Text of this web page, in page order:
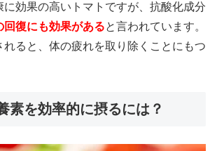
に効果の高いトマトですが、抗酸化成分
回復にも効果があると言われています。
れると、体の疲れを取り除くことにもつ
素を効率的に摂るには？